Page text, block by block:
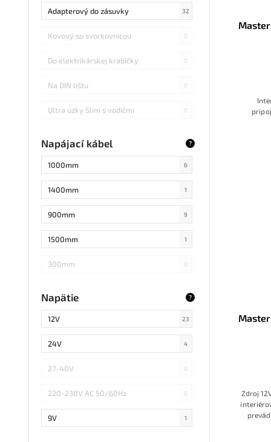
1A
12,5A
1,3A
16,7A
1,6A
6,25A 0
2,08A 1
11,3A 0
28A 0
Adapterový do zásuvky 32
Kovový so svorkovnicou 0
Do elektrikárskej krabičky 0
Na DIN lištu 0
Ultra úzky Slim s vodičmi 0
V uzamkýnateľnej skrinke
Zdroj s vodičmi
Nábytkový zdroj
Úzky Slim zdroj so svorkovnicou
Napájací kábel ?
1000mm 6
1400mm 1
900mm 9
1500mm 1
300mm 0
1200mm
Napätie ?
12V 23
24V 4
27-40V 0
220-230V AC 50/60Hz 0
9V 1
Zdroj